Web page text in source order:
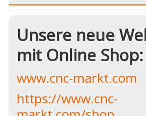
Unsere neue
mit Online Shop:
www.cnc-markt.com
https://www.cnc-